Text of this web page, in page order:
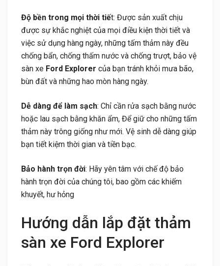
Độ bền trong mọi thời tiết: Được sản xuất chịu
được sự khắc nghiệt của mọi điều kiện thời tiết và
việc sử dụng hàng ngày, những tấm thảm này đều
chống bẩn, chống thấm nước và chống trượt, bảo vệ
sàn xe Ford Explorer của bạn tránh khỏi mưa bão,
bùn đất và những hao mòn hàng ngày.
Dễ dàng để làm sạch: Chỉ cần rửa sạch bằng nước
hoặc lau sạch bằng khăn ẩm, Để giữ cho những tấm
thảm này trông giống như mới. Vệ sinh dễ dàng giúp
bạn tiết kiệm thời gian và tiền bạc.
Bảo hành trọn đời: Hãy yên tâm với chế độ bảo
hành trọn đời của chúng tôi, bao gồm các khiếm
khuyết, hư hỏng
Hướng dẫn lắp đặt thảm
sàn xe Ford Explorer